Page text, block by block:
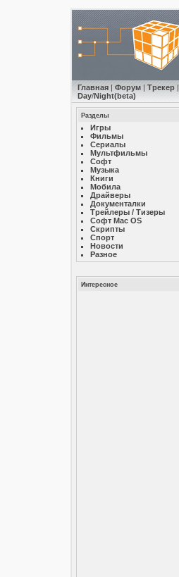
Главная| Форум| Трекер|
Day/Night(beta)
Разделы
Игры
Фильмы
Сериалы
Мультфильмы
Софт
Музыкa
Книги
Мобила
Драйверы
Документалки
Трейлеры / Тизеры
Софт Mac OS
Скрипты
Спорт
Новости
Разное
Интересное